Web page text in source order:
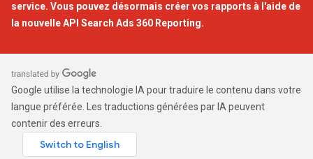
service. Vous pouvez désormais créer vos rapports à l'aide de
la nouvelle API Search Ads 360 Reporting.
Google utilise la technologie IA pour traduire le contenu dans votre
langue préférée. Les traductions générées par IA peuvent
contenir des erreurs.